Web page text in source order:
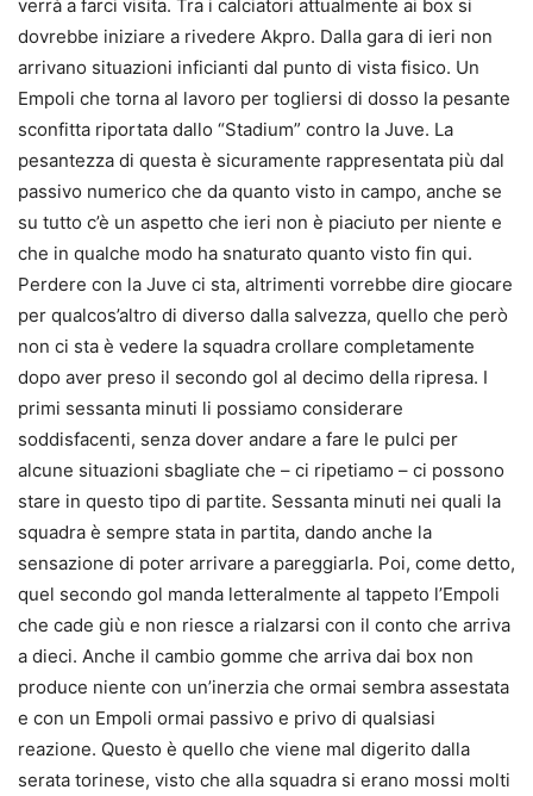
verrà a farci visita. Tra i calciatori attualmente ai box si
dovrebbe iniziare a rivedere Akpro. Dalla gara di ieri non
arrivano situazioni inficianti dal punto di vista fisico. Un
Empoli che torna al lavoro per togliersi di dosso la pesante
sconfitta riportata dallo “Stadium” contro la Juve. La
pesantezza di questa è sicuramente rappresentata più dal
passivo numerico che da quanto visto in campo, anche se
su tutto c’è un aspetto che ieri non è piaciuto per niente e
che in qualche modo ha snaturato quanto visto fin qui.
Perdere con la Juve ci sta, altrimenti vorrebbe dire giocare
per qualcos’altro di diverso dalla salvezza, quello che però
non ci sta è vedere la squadra crollare completamente
dopo aver preso il secondo gol al decimo della ripresa. I
primi sessanta minuti li possiamo considerare
soddisfacenti, senza dover andare a fare le pulci per
alcune situazioni sbagliate che – ci ripetiamo – ci possono
stare in questo tipo di partite. Sessanta minuti nei quali la
squadra è sempre stata in partita, dando anche la
sensazione di poter arrivare a pareggiarla. Poi, come detto,
quel secondo gol manda letteralmente al tappeto l’Empoli
che cade giù e non riesce a rialzarsi con il conto che arriva
a dieci. Anche il cambio gomme che arriva dai box non
produce niente con un’inerzia che ormai sembra assestata
e con un Empoli ormai passivo e privo di qualsiasi
reazione. Questo è quello che viene mal digerito dalla
serata torinese, visto che alla squadra si erano mossi molti